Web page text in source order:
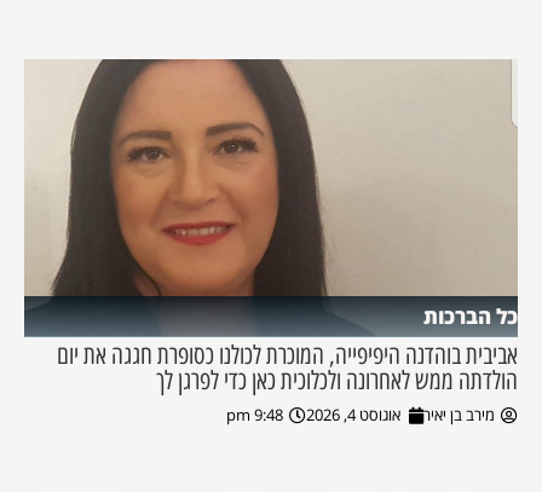
כל הברכות
אביבית בוהדנה היפיפייה, המוכרת לכולנו כסופרת חגגה את יום
הולדתה ממש לאחרונה ולכלוכית כאן כדי לפרגן לך
מירב בן יאיר אוגוסט 4, 2026 9:48 pm